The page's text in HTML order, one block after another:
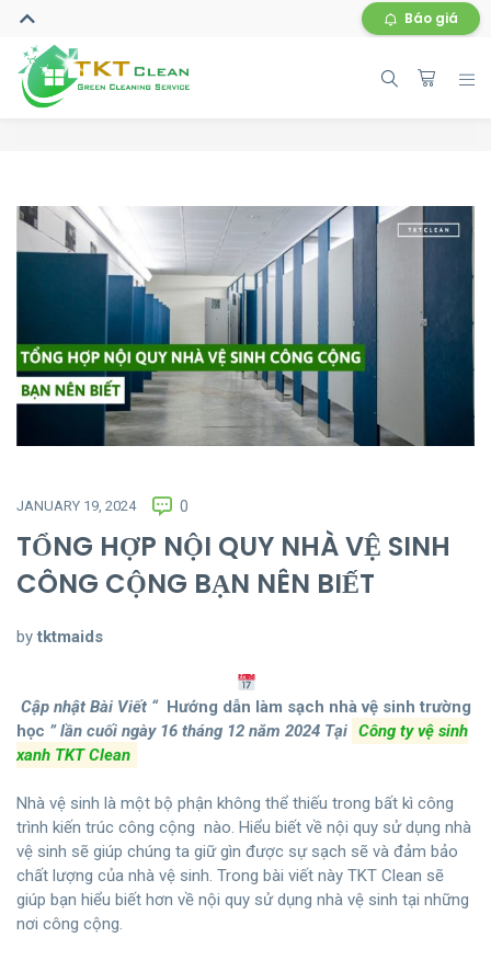
Báo giá
JANUARY 19, 2024 0
TỔNG HỢP NỘI QUY NHÀ VỆ SINH
CÔNG CỘNG BẠN NÊN BIẾT
by tktmaids
Cập nhật Bài Viết “Hướng dẫn làm sạch nhà vệ sinh trường
học ” lần cuối ngày 16 tháng 12 năm 2024 Tại Công ty vệ sinh
xanh TKT Clean
Nhà vệ sinh là một bộ phận không thể thiếu trong bất kì công
trình kiến trúc công cộng nào. Hiểu biết về nội quy sử dụng nhà
vệ sinh sẽ giúp chúng ta giữ gìn được sự sạch sẽ và đảm bảo
chất lượng của nhà vệ sinh. Trong bài viết này TKT Clean sẽ
giúp bạn hiểu biết hơn về nội quy sử dụng nhà vệ sinh tại những
nơi công cộng.